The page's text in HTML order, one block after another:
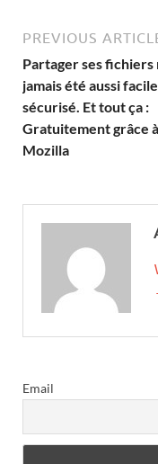
PREVIOUS
Partager ses fichiers
jamais été aussi
sécurisé. Et tout ça :
Gratuitement grâce à
Mozilla
Email